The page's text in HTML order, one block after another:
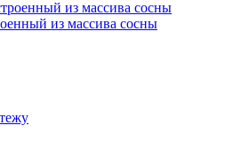
из массива сосны